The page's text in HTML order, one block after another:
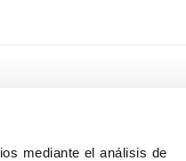
mediante el análisis de